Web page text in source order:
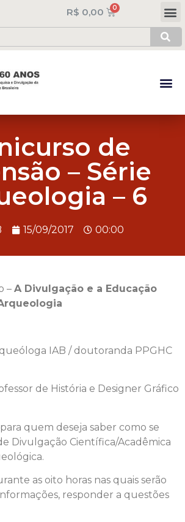
R$ 0,00
de
– Série
– 6
15/09/2017 00:00
– A Divulgação e a Educação
IAB / doutoranda PPGHC
de História e Designer Gráfico
quem deseja saber como se
Divulgação Científica/Acadêmica
as oito horas nas quais serão
responder a questões